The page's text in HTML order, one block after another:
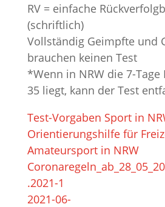
RV = einfache
(schriftlich)
Vollständig Geimpfte und
brauchen keinen Test
*Wenn in NRW die 7-
35 liegt, kann der Test
Test-Vorgaben Sport in
Orientierungshilfe für
Amateursport in NRW
.2021-1
2021-06-